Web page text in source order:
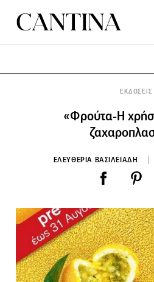
ΕΚΔΟΣΕΙΣ
«Φρούτα-Η
ΕΛΕΥΘΕΡΙΑ ΒΑΣΙΛΕΙΑΔΗ